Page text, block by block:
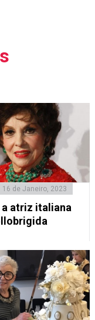
16 de Janeiro, 2023
atriz italiana